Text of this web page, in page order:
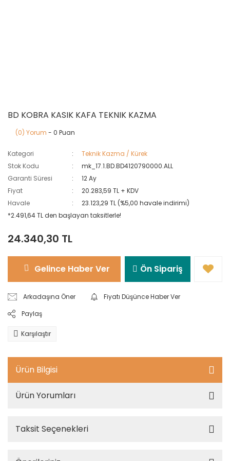
BD KOBRA KASIK KAFA TEKNIK KAZMA
(0) Yorum - 0 Puan
Kategori
Teknik Kazma / Kürek
Stok Kodu
mk_17.1.BD.BD4120790000.ALL
Garanti Süresi
12 Ay
Fiyat
20.283,59 TL + KDV
Havale
23.123,29 TL (%5,00 havale indirimi)
*2.491,64 TL den başlayan taksitlerle!
24.340,30 TL
Gelince Haber Ver Ön Sipariş
Arkadaşına Öner
Fiyatı Düşünce Haber Ver
Paylaş
Karşılaştır
Ürün Bilgisi
Ürün Yorumları
Taksit Seçenekleri